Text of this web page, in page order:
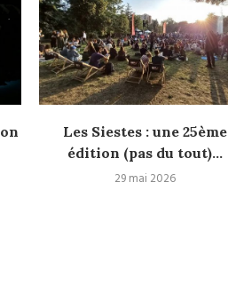
Les Siestes : une 25ème
édition (pas du tout)...
29 mai 2026